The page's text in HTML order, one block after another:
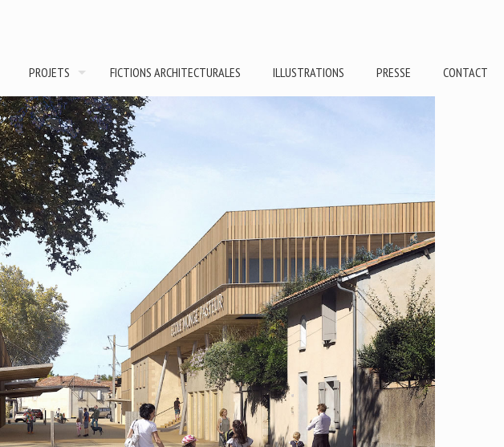
PROJETS FICTIONS ARCHITECTURALES ILLUSTRATIONS PRESSE CONTACT